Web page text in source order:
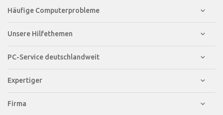
Häufige Computerprobleme
Unsere Hilfethemen
PC-Service deutschlandweit
Expertiger
Firma